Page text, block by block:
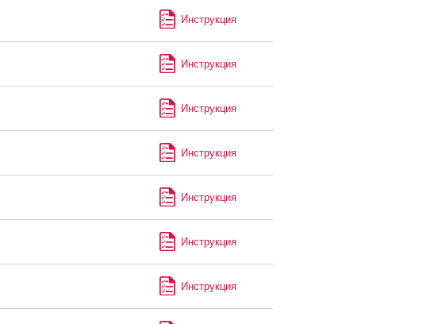
Инструкция
Инструкция
Инструкция
Инструкция
Инструкция
Инструкция
Инструкция